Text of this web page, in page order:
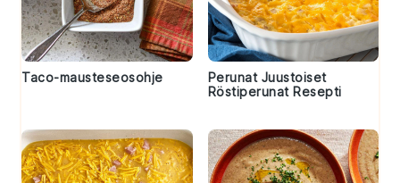
Taco-mausteseosohje
Perunat Juustoiset
Röstiperunat Resepti